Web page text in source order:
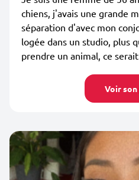
chiens, j'avais une grande
séparation d'avec mon
logée dans un studio, plus
prendre un animal, ce
Voir